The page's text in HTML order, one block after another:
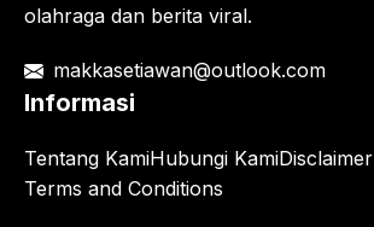
olahraga dan berita viral.
makkasetiawan@outlook.com
Informasi
Tentang KamiHubungi KamiDisclaimer
Terms and Conditions